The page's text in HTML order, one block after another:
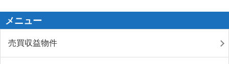
メニュー
売買収益物件